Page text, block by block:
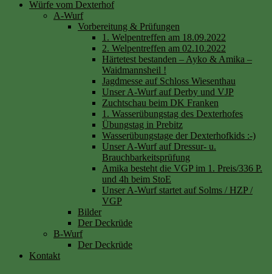
Würfe vom Dexterhof
A-Wurf
Vorbereitung & Prüfungen
1. Welpentreffen am 18.09.2022
2. Welpentreffen am 02.10.2022
Härtetest bestanden – Ayko & Amika –
Waidmannsheil !
Jagdmesse auf Schloss Wiesenthau
Unser A-Wurf auf Derby und VJP
Zuchtschau beim DK Franken
1. Wasserübungstag des Dexterhofes
Übungstag in Prebitz
Wasserübungstage der Dexterhofkids :-)
Unser A-Wurf auf Dressur- u.
Brauchbarkeitsprüfung
Amika besteht die VGP im 1. Preis/336 P.
und 4h beim StoE
Unser A-Wurf startet auf Solms / HZP /
VGP
Bilder
Der Deckrüde
B-Wurf
Der Deckrüde
Kontakt